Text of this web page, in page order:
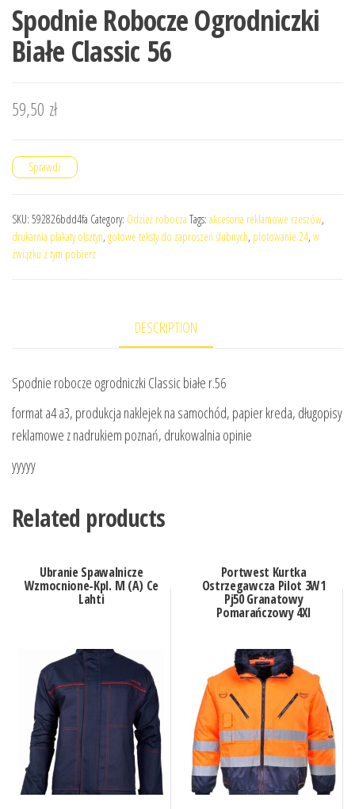
Spodnie Robocze Ogrodniczki
Białe Classic 56
59,50 zł
Sprawdź
SKU: 592826bdd4fa Category: Odzież robocza Tags: akcesoria reklamowe rzeszów,
drukarnia plakaty olsztyn, gotowe teksty do zaproszeń ślubnych, plotowanie 24, w
związku z tym pobierz
DESCRIPTION
Spodnie robocze ogrodniczki Classic białe r.56
format a4 a3, produkcja naklejek na samochód, papier kreda, długopisy
reklamowe z nadrukiem poznań, drukowalnia opinie
yyyyy
Related products
Ubranie Spawalnicze
Wzmocnione-Kpl. M (A) Ce
Lahti
Portwest Kurtka
Ostrzegawcza Pilot 3W1
Pj50 Granatowy
Pomarańczowy 4Xl